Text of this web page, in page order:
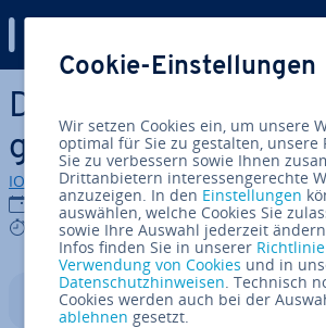
Zum Haupt­in­halt springen
Die besten
gra­ti­on-Tools im
IONOS Redaktion
07.01.2022
7 mins
In­halts­ver­zeich­nis
Cookie-Einstellungen
Wir setzen Cookies ein, um unsere
optimal für Sie zu gestalten, unsere
Sie zu verbessern sowie Ihnen
Drittanbietern interessengerechte
anzuzeigen. In den Einstellungen
auswählen, welche Cookies Sie
sowie Ihre Auswahl jederzeit
Infos finden Sie in unserer
Verwendung von Cookies und in
Datenschutzhinweisen. Technisch
Cookies werden auch bei der
ablehnen gesetzt.